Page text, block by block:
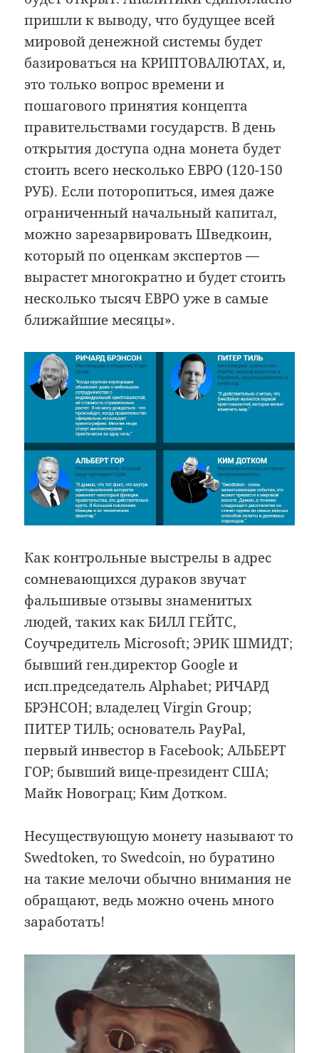
пришли к выводу, что будущее всей
мировой денежной системы будет
базироваться на КРИПТОВАЛЮТАХ, и,
это только вопрос времени и
пошагового принятия концепта
правительствами государств. В день
открытия доступа одна монета будет
стоить всего несколько ЕВРО (120-150
РУБ). Если поторопиться, имея даже
ограниченный начальный капитал,
можно зарезарвировать Шведкоин,
который по оценкам экспертов —
вырастет многократно и будет стоить
несколько тысяч ЕВРО уже в самые
ближайшие месяцы».
Как контрольные выстрелы в адрес
сомневающихся дураков звучат
фальшивые отзывы знаменитых
людей, таких как БИЛЛ ГЕЙТС,
Соучредитель Microsoft; ЭРИК ШМИДТ;
бывший ген.директор Google и
исп.председатель Alphabet; РИЧАРД
БРЭНСОН; владелец Virgin Group;
ПИТЕР ТИЛЬ; основатель PayPal,
первый инвестор в Facebook; АЛЬБЕРТ
ГОР; бывший вице-президент США;
Майк Новограц; Ким Дотком.
Несуществующую монету называют то
Swedtoken, то Swedcoin, но буратино
на такие мелочи обычно внимания не
обращают, ведь можно очень много
заработать!